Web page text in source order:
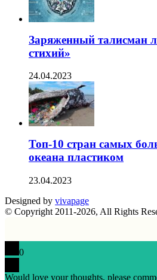
Заряженный талисман
стихий»
24.04.2023
Топ-10 стран самых
океана пластиком
23.04.2023
Designed by vivapage
© Copyright 2011-2026, All Rights
0
Would love your thoughts, please